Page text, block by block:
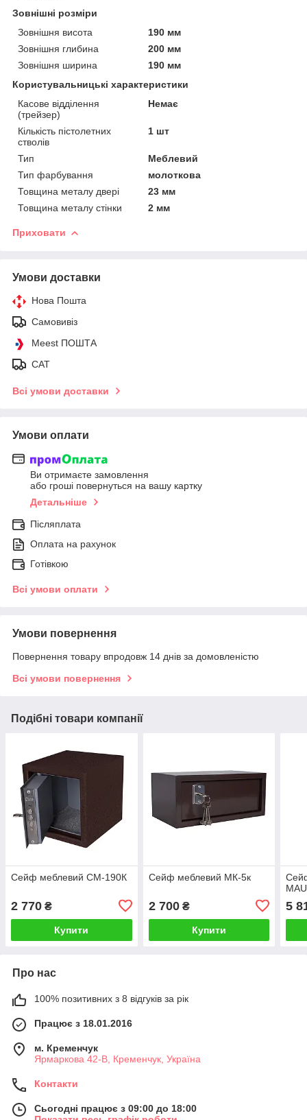
Зовнішні розміри
Зовнішня висота
190 мм
Зовнішня глибина
200 мм
Зовнішня ширина
190 мм
Користувальницькі характеристики
Касове відділення
(трейзер)
Немає
Кількість пістолетних
стволів
1 шт
Тип
Меблевий
Тип фарбування
молоткова
Товщина металу двері
23 мм
Товщина металу стінки
2 мм
Приховати
Умови доставки
Нова Пошта
Самовивіз
Meest ПОШТА
САТ
Всі умови доставки
Умови оплати
Ви отримаєте замовлення
або гроші повернуться на вашу картку
Детальніше
Післяплата
Оплата на рахунок
Готівкою
Всі умови оплати
Умови повернення
Повернення товару впродовж 14 днів за домовленістю
Всі умови повернення
Подібні товари компанії
Сейф меблевий СМ-190К
2 770 ₴
Купити
Сейф меблевий МК-5к
2 700₴
Купити
5
Про нас
100% позитивних з 8 відгуків за рік
Працює з 18.01.2016
м. Кременчук
Ярмаркова 42-В, Кременчук, Україна
Контакти
Сьогодні працює з 09:00 до 18:00